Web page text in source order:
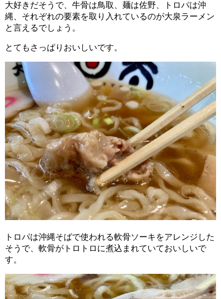
大好きだそうで、牛骨は鳥取、麺は佐野、トロパは沖
縄、それぞれの要素を取り入れているのが大泉ラーメン
と言えるでしょう。
とてもさっぱりおいしいです。
トロパは沖縄そばで使われる軟骨ソーキをアレンジした
そうで、軟骨がトロトロに煮込まれていておいしいで
す。